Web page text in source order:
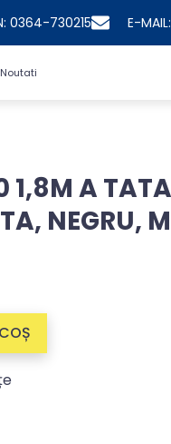
0364-730215 E-
Noutati
1,8M A
NEGRU,